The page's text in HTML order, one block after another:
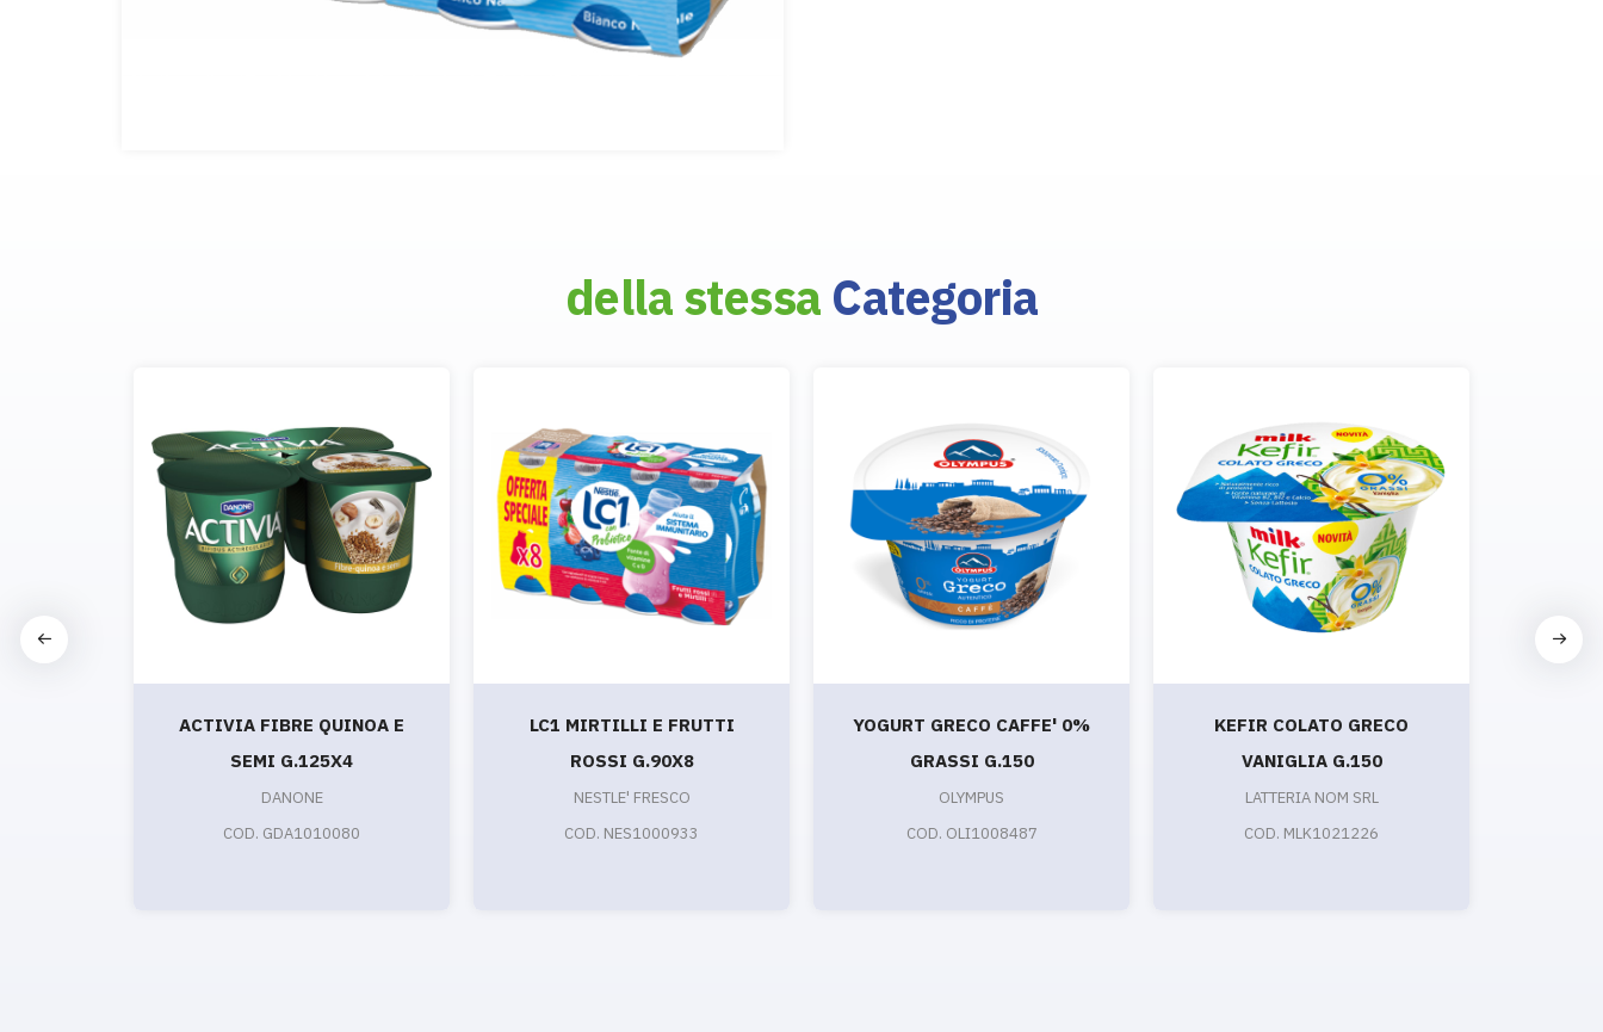
della stessa Categoria
ACTIVIA FIBRE QUINOA E
SEMI G.125X4
DANONE
COD. GDA1010080
LC1 MIRTILLI E FRUTTI
ROSSI G.90X8
NESTLE' FRESCO
COD. NES1000933
YOGURT GRECO CAFFE' 0%
GRASSI G.150
OLYMPUS
COD. OLI1008487
KEFIR COLATO GRECO
VANIGLIA G.150
LATTERIA NOM SRL
COD. MLK1021226